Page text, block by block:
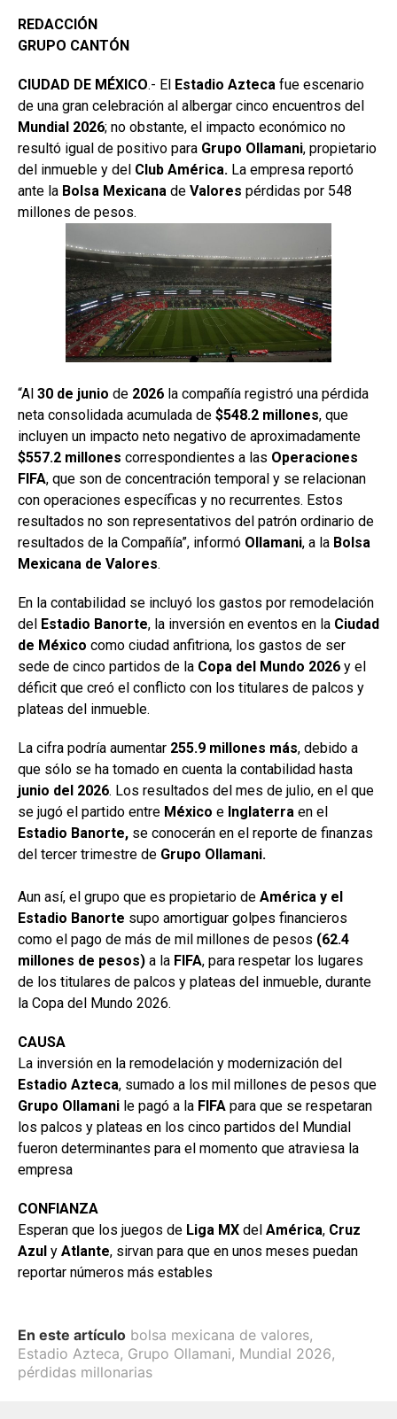
REDACCIÓN
GRUPO CANTÓN
CIUDAD DE MÉXICO.- El Estadio Azteca fue escenario
de una gran celebración al albergar cinco encuentros del
Mundial 2026; no obstante, el impacto económico no
resultó igual de positivo para Grupo Ollamani, propietario
del inmueble y del Club América. La empresa reportó
ante la Bolsa Mexicana de Valores pérdidas por 548
millones de pesos.
“Al 30 de junio de 2026 la compañía registró una pérdida
neta consolidada acumulada de $548.2 millones, que
incluyen un impacto neto negativo de aproximadamente
$557.2 millones correspondientes a las Operaciones
FIFA, que son de concentración temporal y se relacionan
con operaciones específicas y no recurrentes. Estos
resultados no son representativos del patrón ordinario de
resultados de la Compañía”, informó Ollamani, a la Bolsa
Mexicana de Valores.
En la contabilidad se incluyó los gastos por remodelación
del Estadio Banorte, la inversión en eventos en la Ciudad
de México como ciudad anfitriona, los gastos de ser
sede de cinco partidos de la Copa del Mundo 2026 y el
déficit que creó el conflicto con los titulares de palcos y
plateas del inmueble.
La cifra podría aumentar 255.9 millones más, debido a
que sólo se ha tomado en cuenta la contabilidad hasta
junio del 2026. Los resultados del mes de julio, en el que
se jugó el partido entre México e Inglaterra en el
Estadio Banorte, se conocerán en el reporte de finanzas
del tercer trimestre de Grupo Ollamani.
Aun así, el grupo que es propietario de América y el
Estadio Banorte supo amortiguar golpes financieros
como el pago de más de mil millones de pesos (62.4
millones de pesos) a la FIFA, para respetar los lugares
de los titulares de palcos y plateas del inmueble, durante
la Copa del Mundo 2026.
CAUSA
La inversión en la remodelación y modernización del
Estadio Azteca, sumado a los mil millones de pesos que
Grupo Ollamani le pagó a la FIFA para que se respetaran
los palcos y plateas en los cinco partidos del Mundial
fueron determinantes para el momento que atraviesa la
empresa
CONFIANZA
Esperan que los juegos de Liga MX del América, Cruz
Azul y Atlante, sirvan para que en unos meses puedan
reportar números más estables
En este artículo bolsa mexicana de valores,
Estadio Azteca, Grupo Ollamani, Mundial 2026,
pérdidas millonarias